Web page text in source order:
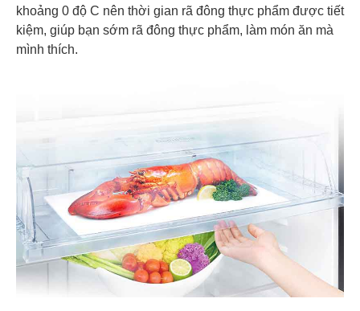
khoảng 0 độ C nên thời gian rã đông thực phẩm được tiết
kiệm, giúp bạn sớm rã đông thực phẩm, làm món ăn mà
mình thích.